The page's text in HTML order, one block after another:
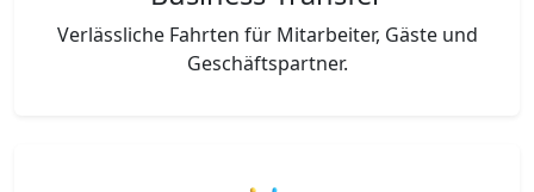
Verlässliche Fahrten für Mitarbeiter, Gäste und
Geschäftspartner.